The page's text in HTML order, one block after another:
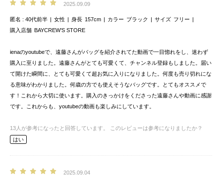
2025.09.09
匿名 40代前半 女性 身長 157cm カラー ブラック サイズ フリー
購入店舗 BAYCREW’S STORE
ienaのyoutubeで、遠藤さんがバッグを紹介されてた動画で一目惚れをし、迷わず
購入に至りました。遠藤さんがとても可愛くて、チャンネル登録もしました。届い
て開けた瞬間に、とても可愛くて超お気に入りになりました。何度も売り切れにな
る意味がわかりました。何歳の方でも使えそうなバッグです。とてもオススメで
す！これから大切に使います。購入のきっかけをくださった遠藤さんや動画に感謝
です。これからも、youtubeの動画も楽しみにしています。
13 人が参考になったと回答しています。
このレビューは参考になりましたか？
はい
2025.09.04